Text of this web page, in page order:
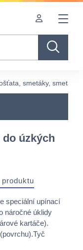
smetáky,
do úzkých
speciální upínací
náročné úklidy
kartáče).